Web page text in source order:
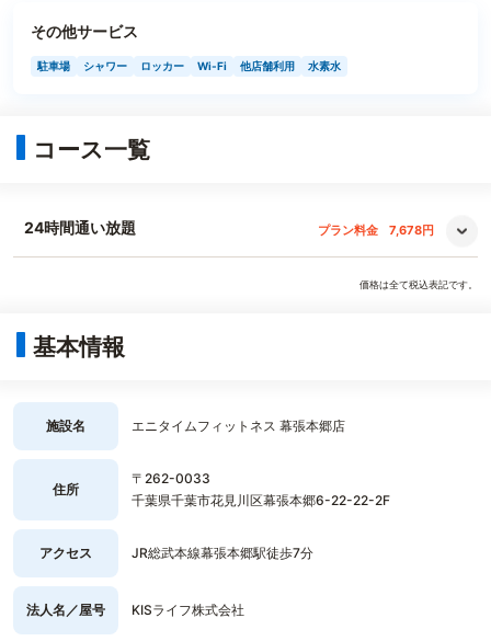
その他サービス
駐車場 シャワー ロッカー Wi-Fi 他店舗利用 水素水
コース一覧
24時間通い放題 プラン料金 7,678円
価格は全て税込表記です。
基本情報
施設名 エニタイムフィットネス 幕張本郷店
住所
〒262-0033
千葉県千葉市花見川区幕張本郷6-22-22-2F
アクセス JR総武本線幕張本郷駅徒歩7分
法人名／屋号 KISライフ株式会社